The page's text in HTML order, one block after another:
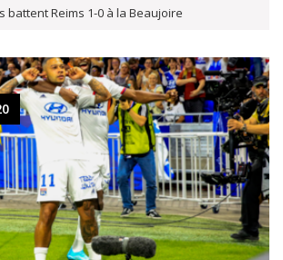
battent Reims 1-0 à la Beaujoire